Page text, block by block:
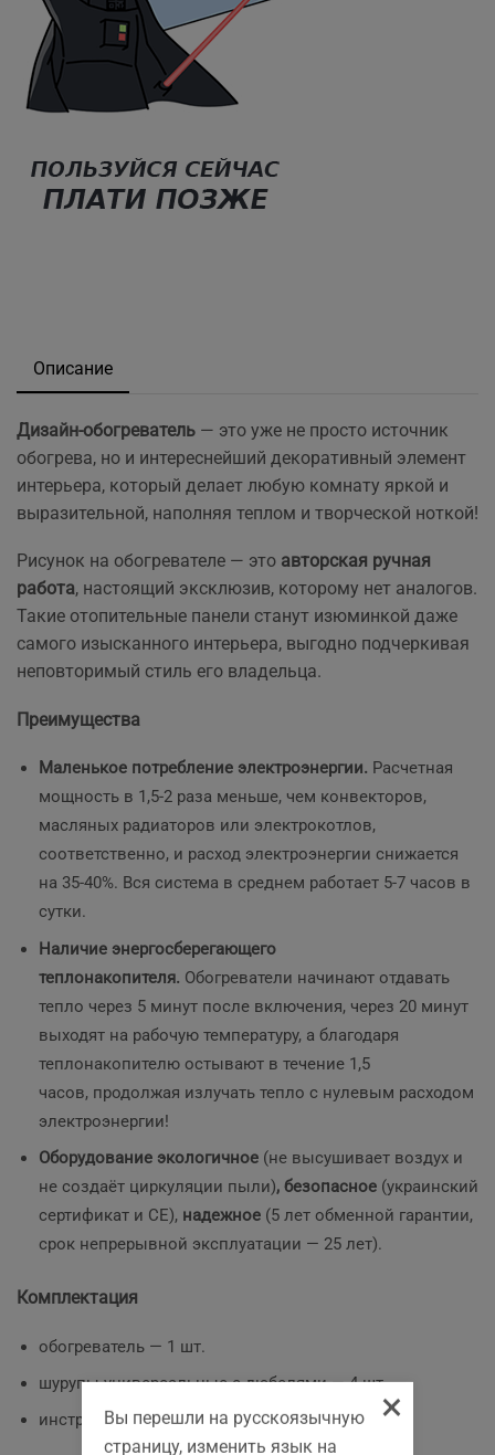
Описание
Дизайн-обогреватель — это уже не просто источник
обогрева, но и интереснейший декоративный элемент
интерьера, который делает любую комнату яркой и
выразительной, наполняя теплом и творческой ноткой!
Рисунок на обогревателе — это авторская ручная
работа, настоящий эксклюзив, которому нет аналогов.
Такие отопительные панели станут изюминкой даже
самого изысканного интерьера, выгодно подчеркивая
неповторимый стиль его владельца.
Преимущества
Маленькое потребление электроэнергии. Расчетная
мощность в 1,5-2 раза меньше, чем конвекторов,
масляных радиаторов или электрокотлов,
соответственно, и расход электроэнергии снижается
на 35-40%. Вся система в среднем работает 5-7 часов в
сутки.
Наличие энергосберегающего
теплонакопителя. Обогреватели начинают отдавать
тепло через 5 минут после включения, через 20 минут
выходят на рабочую температуру, а благодаря
теплонакопителю остывают в течение 1,5
часов, продолжая излучать тепло с нулевым расходом
электроэнергии!
Оборудование экологичное (не высушивает воздух и
не создаёт циркуляции пыли), безопасное (украинский
сертификат и СЕ), надежное (5 лет обменной гарантии,
срок непрерывной эксплуатации — 25 лет).
Комплектация
обогреватель — 1 шт.
шурупы универсальные с дюбелями — 4 шт.
инструкция по эксплуатации
×
Вы перешли на русскоязычную
страницу, изменить язык на